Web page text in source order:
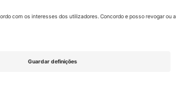
United Kingdom